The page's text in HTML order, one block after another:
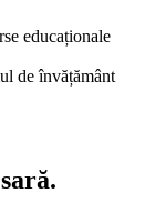
educaționale
de învățământ